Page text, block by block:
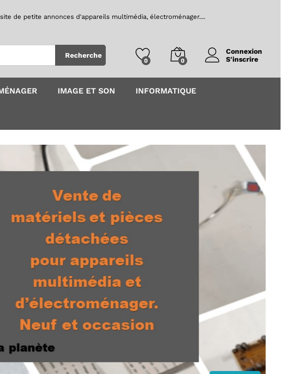
de petite annonces d'appareils multimédia, électroménager....
Recherche
0 0 S'inscrire
IMAGE ET SON INFORMATIQUE